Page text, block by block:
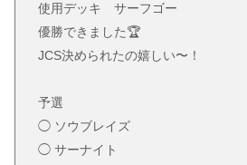
使用デッキ サーフゴー
優勝できました🏆
JCS決められたの嬉しい〜！
予選
◯ ソウブレイズ
◯ サーナイト